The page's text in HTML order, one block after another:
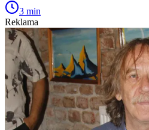
3 min
Reklama